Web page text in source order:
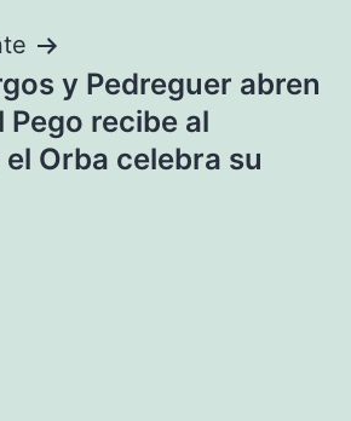
y Pedreguer abren
Pego recibe al
Orba celebra su